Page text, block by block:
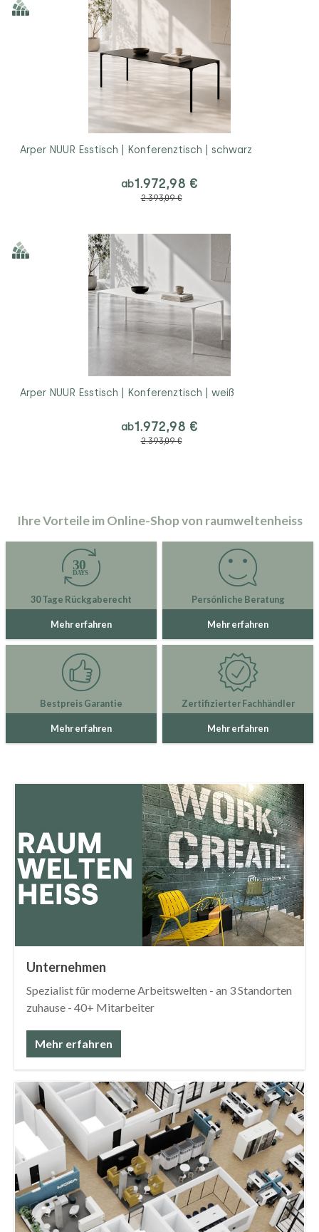
Arper NUUR Esstisch | Konferenztisch | schwarz
ab1.972,98 €
2.393,09 €
Arper NUUR Esstisch | Konferenztisch | weiß
ab1.972,98 €
2.393,09 €
Ihre Vorteile im Online-Shop von raumweltenheiss
30 Tage Rückgaberecht
Mehr erfahren
Persönliche Beratung
Mehr erfahren
Bestpreis Garantie
Mehr erfahren
Zertifizierter Fachhändler
Mehr erfahren
Unternehmen
Spezialist für moderne Arbeitswelten - an 3 Standorten
zuhause - 40+ Mitarbeiter
Mehr erfahren